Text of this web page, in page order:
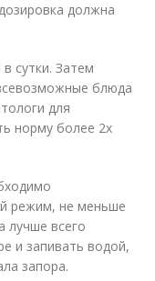
должна
сутки. Затем
блюда
для
норму более 2х
режим, не меньше
лучше всего
и запивать водой,
запора.